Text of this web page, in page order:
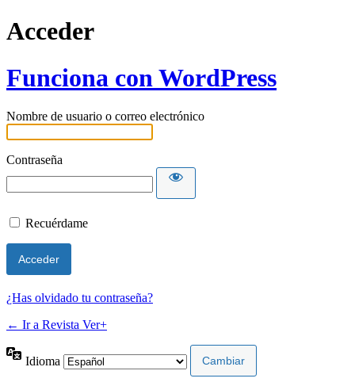
Acceder
Funciona con WordPress
Nombre de usuario o correo electrónico
Contraseña
Recuérdame
¿Has olvidado tu contraseña?
← Ir a Revista Ver+
Idioma